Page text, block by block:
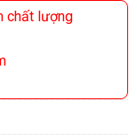
chất lượng